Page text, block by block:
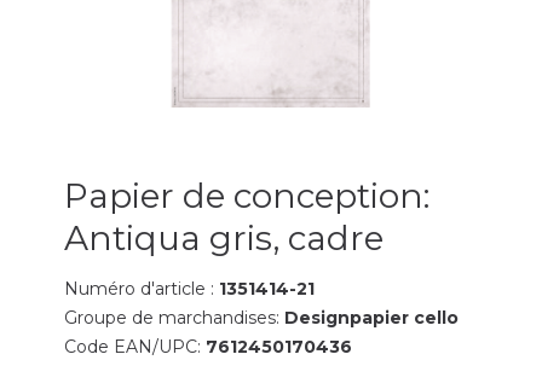
Papier de conception:
Antiqua gris, cadre
Numéro d'article : 1351414-21
Groupe de marchandises: Designpapier cello
Code EAN/UPC: 7612450170436